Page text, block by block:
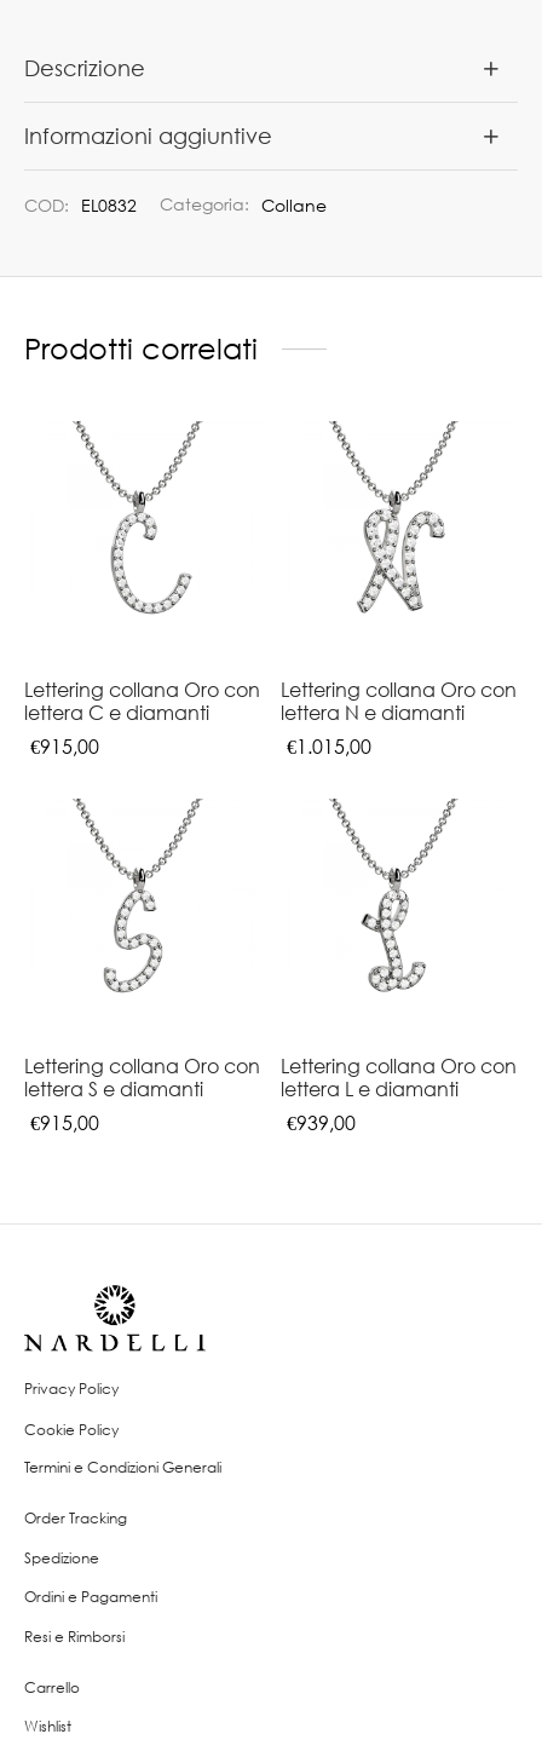
Descrizione
Informazioni aggiuntive
COD: EL0832 Categoria: Collane
Prodotti correlati
Lettering collana Oro con
lettera C e diamanti
€915,00
Lettering collana Oro con
lettera N e diamanti
€1.015,00
Lettering collana Oro con
lettera S e diamanti
€915,00
Lettering collana Oro con
lettera L e diamanti
€939,00
Privacy Policy
Cookie Policy
Termini e Condizioni Generali
Order Tracking
Spedizione
Ordini e Pagamenti
Resi e Rimborsi
Carrello
Wishlist